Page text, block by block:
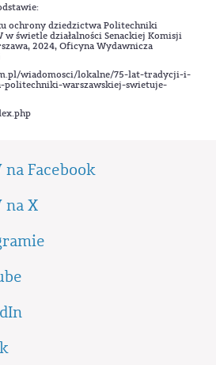
ochrony dziedzictwa Politechniki
świetle działalności Senackiej Komisji
2024, Oficyna Wydawnicza
wiadomosci/lokalne/75-lat-tradycji-i-
politechniki-warszawskiej-swietuje-
Facebook
na X